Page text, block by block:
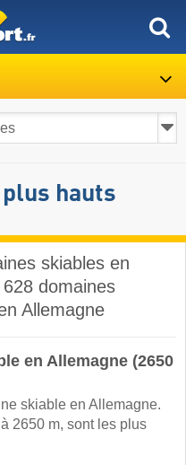
hauts
skiables en
domaines
Allemagne
en Allemagne (2650
skiable en Allemagne.
2650 m, sont les plus